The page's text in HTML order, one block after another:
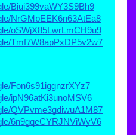
Biui399yaWY3S9Bh9
NrGMpEEK6n63AtEa8
oSWjX85LwrLmCH9u9
Tmf7W8apPxDP5v2w7
Fon6s91iggnzrXYz7
ipN96atKi3unoMSV6
QVPvme3gdiwuA1M87
6n9gqeCYRJNViWyV6